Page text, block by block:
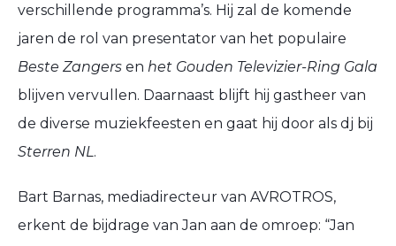
verschillende programma’s. Hij zal de komende
jaren de rol van presentator van het populaire
Beste Zangers en het Gouden Televizier-Ring Gala
blijven vervullen. Daarnaast blijft hij gastheer van
de diverse muziekfeesten en gaat hij door als dj bij
Sterren NL.
Bart Barnas, mediadirecteur van AVROTROS,
erkent de bijdrage van Jan aan de omroep: “Jan